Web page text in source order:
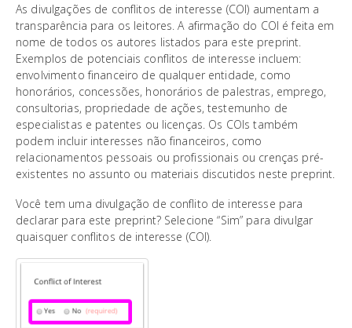
As divulgações de conflitos de interesse (COI) aumentam a
transparência para os leitores. A afirmação do COI é feita em
nome de todos os autores listados para este preprint.
Exemplos de potenciais conflitos de interesse incluem:
envolvimento financeiro de qualquer entidade, como
honorários, concessões, honorários de palestras, emprego,
consultorias, propriedade de ações, testemunho de
especialistas e patentes ou licenças. Os COIs também
podem incluir interesses não financeiros, como
relacionamentos pessoais ou profissionais ou crenças pré-
existentes no assunto ou materiais discutidos neste preprint.
Você tem uma divulgação de conflito de interesse para
declarar para este preprint? Selecione “Sim” para divulgar
quaisquer conflitos de interesse (COI).